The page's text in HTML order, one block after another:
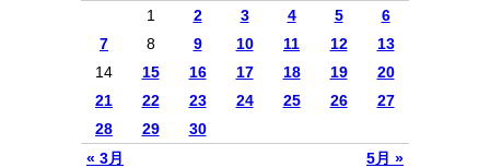
« 3月 5月 »
1 2 3 4 5
6
7
8 9 10 11 12
13
14
15 16 17 18 19
20
21
22 23 24 25 26
27
28
29 30